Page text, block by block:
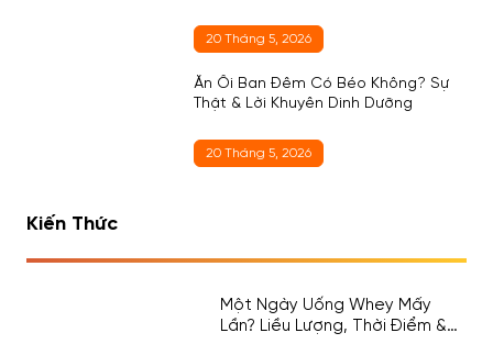
20 Tháng 5, 2026
Ăn Ổi Ban Đêm Có Béo Không? Sự
Thật & Lời Khuyên Dinh Dưỡng
20 Tháng 5, 2026
Kiến Thức
Một Ngày Uống Whey Mấy
Lần? Liều Lượng, Thời Điểm &